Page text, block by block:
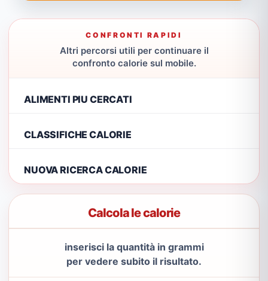
CONFRONTI RAPIDI
Altri percorsi utili per continuare il
confronto calorie sul mobile.
ALIMENTI PIU CERCATI
CLASSIFICHE CALORIE
NUOVA RICERCA CALORIE
Calcola le calorie
inserisci la quantità in grammi
per vedere subito il risultato.